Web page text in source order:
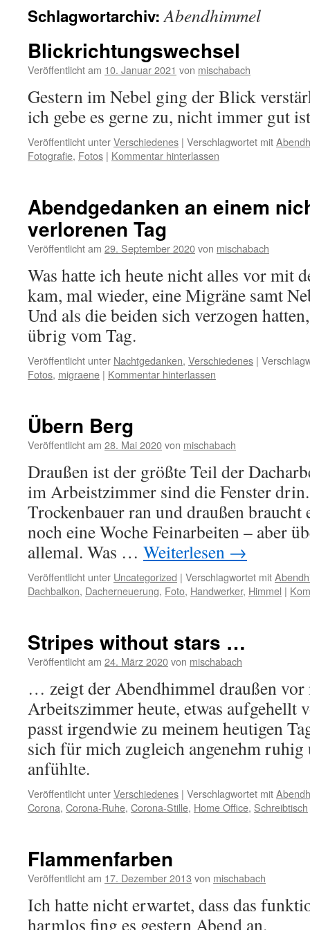
Schlagwortarchiv:Abendhimmel
Blickrichtungswechsel
Veröffentlicht am 10. Januar 2021 von mischabach
Gestern im Nebel ging der Blick
ich gebe es gerne zu, nicht immer gut
Veröffentlicht unterVerschiedenes | Verschlagwortet mit
Fotografie, Fotos | Kommentar hinterlassen
Abendgedanken an einem
verlorenen Tag
Veröffentlicht am 29. September 2020von mischabach
Was hatte ich heute nicht alles vor mit
kam, mal wieder, eine Migräne samt
Und als die beiden sich verzogen
übrig vom Tag.
Veröffentlicht unter Nachtgedanken, Verschiedenes |
Fotos, migraene | Kommentar hinterlassen
Übern Berg
Veröffentlicht am 28. Mai 2020von mischabach
Draußen ist der größte Teil der
im Arbeistzimmer sind die Fenster
Trockenbauer ran und draußen
noch eine Woche Feinarbeiten – aber
allemal. Was … Weiterlesen →
Veröffentlicht unter Uncategorized | Verschlagwortet mit
Dachbalkon, Dacherneuerung, Foto, Handwerker, Himmel |
Stripes without stars …
Veröffentlicht am 24. März 2020von mischabach
… zeigt der Abendhimmel draußen vor
Arbeitszimmer heute, etwas aufgehellt
passt irgendwie zu meinem heutigen
sich für mich zugleich angenehm
anfühlte.
Veröffentlicht unterVerschiedenes | Verschlagwortet mit
Corona, Corona-Ruhe, Corona-Stille, Home Office, Schreibtisch
Flammenfarben
Veröffentlicht am 17. Dezember 2013 von mischabach
Ich hatte nicht erwartet, dass das
harmlos fing es gestern Abend an.